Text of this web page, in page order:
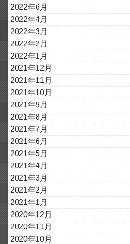
2022年6月
2022年4月
2022年3月
2022年2月
2022年1月
2021年12月
2021年11月
2021年10月
2021年9月
2021年8月
2021年7月
2021年6月
2021年5月
2021年4月
2021年3月
2021年2月
2021年1月
2020年12月
2020年11月
2020年10月